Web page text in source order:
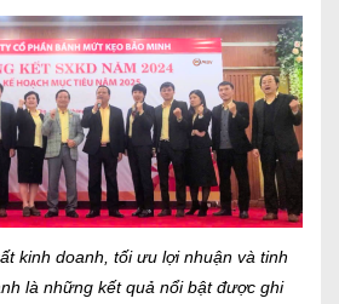
kinh doanh, tối ưu lợi nhuận và tinh
là những kết quả nổi bật được ghi